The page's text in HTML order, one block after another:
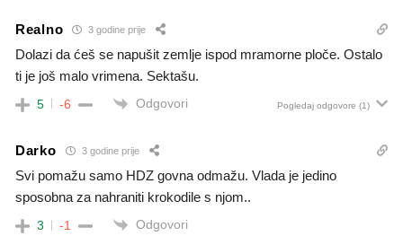
Realno 3 godine prije
Dolazi da ćeš se napušit zemlje ispod mramorne ploče. Ostalo
ti je još malo vrimena. Sektašu.
5 -6 Odgovori Pogledaj odgovore (1)
Darko 3 godine prije
Svi pomažu samo HDZ govna odmažu. Vlada je jedino
sposobna za nahraniti krokodile s njom..
3 -1 Odgovori